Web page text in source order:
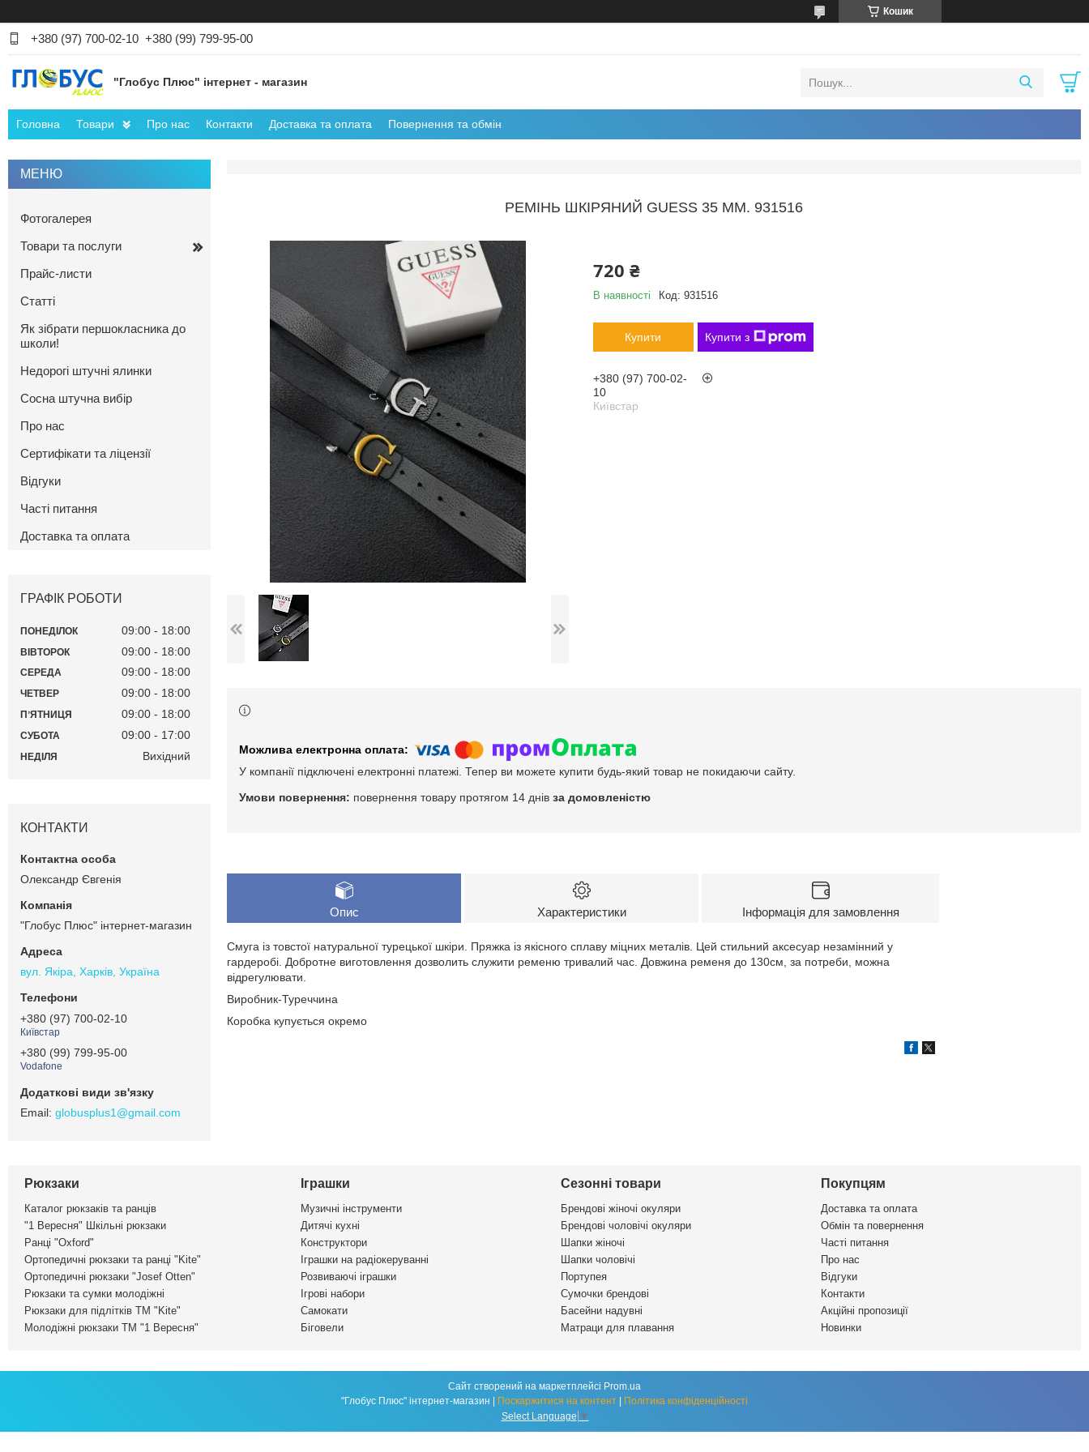
Кошик
+380 (97) 700-02-10 +380 (99) 799-95-00
"Глобус Плюс" інтернет - магазин
Головна Товари Про нас Контакти Доставка та оплата Повернення та обмін
РЕМІНЬ ШКІРЯНИЙ GUESS 35 ММ. 931516
720 ₴
В наявності Код: 931516
Купити Купити з
+380 (97) 700-02-
10
Київстар
У компанії підключені електронні платежі. Тепер ви можете купити будь-який товар не покидаючи сайту.
повернення товару протягом 14 днів за домовленістю
Опис Характеристики Інформація для замовлення
Смуга із товстої натуральної турецької шкіри. Пряжка із якісного сплаву міцних металів. Цей стильний аксесуар незамінний у
гардеробі. Добротне виготовлення дозволить служити ременю тривалий час. Довжина ременя до 130см, за потреби, можна
відрегулювати.
Виробник-Туреччина
Коробка купується окремо
Фотогалерея
Товари та послуги
Прайс-листи
Статті
Як зібрати першокласника до
школи!
Недорогі штучні ялинки
Сосна штучна вибір
Про нас
Сертифікати та ліцензії
Відгуки
Часті питання
Доставка та оплата
ГРАФІК РОБОТИ
ПОНЕДІЛОК 09:00 18:00
ВІВТОРОК 09:00 18:00
СЕРЕДА 09:00 18:00
ЧЕТВЕР 09:00 18:00
ПʼЯТНИЦЯ 09:00 18:00
СУБОТА 09:00 17:00
НЕДІЛЯ Вихідний
КОНТАКТИ
Олександр Євгенія
"Глобус Плюс" інтернет-магазин
вул. Якіра, Харків, Україна
+380 (97) 700-02-10
Київстар
+380 (99) 799-95-00
Vodafone
globusplus1@gmail.com
Рюкзаки
Каталог рюкзаків та ранців
"1 Вересня" Шкільні рюкзаки
Ранці "Oxford"
Ортопедичні рюкзаки та ранці "Kite"
Ортопедичні рюкзаки "Josef Otten"
Рюкзаки та сумки молодіжні
Рюкзаки для підлітків ТМ "Kite"
Молодіжні рюкзаки ТМ "1 Вересня"
Іграшки
Музичні інструменти
Дитячі кухні
Конструктори
Іграшки на радіокеруванні
Розвиваючі іграшки
Ігрові набори
Самокати
Біговели
Сезонні товари
Брендові жіночі окуляри
Брендові чоловічі окуляри
Шапки жіночі
Шапки чоловічі
Портупея
Сумочки брендові
Басейни надувні
Матраци для плавання
Покупцям
Доставка та оплата
Обмін та повернення
Часті питання
Про нас
Відгуки
Контакти
Акційні пропозиції
Новинки
Сайт створений на маркетплейсі Prom.ua
Поскаржитися на контент
Політика конфіденційності
Select Language ▼